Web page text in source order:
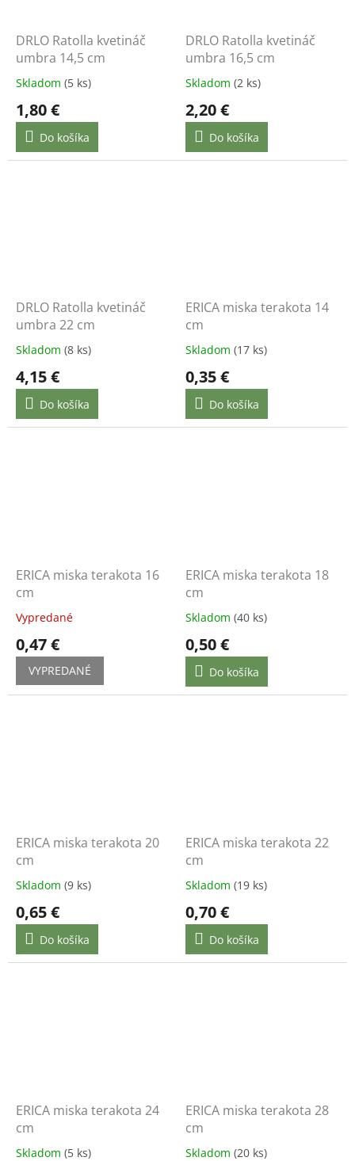
DRLO Ratolla kvetináč
umbra 14,5 cm
Skladom (5 ks)
1,80 €
Do košíka
DRLO Ratolla kvetináč
umbra 16,5 cm
Skladom (2 ks)
2,20 €
Do košíka
DRLO Ratolla kvetináč
umbra 22 cm
Skladom (8 ks)
4,15 €
Do košíka
ERICA miska terakota 14
cm
Skladom (17 ks)
0,35 €
Do košíka
ERICA miska terakota 16
cm
Vypredané
0,47 €
VYPREDANÉ
ERICA miska terakota 18
cm
Skladom (40 ks)
0,50 €
Do košíka
ERICA miska terakota 20
cm
Skladom (9 ks)
0,65 €
Do košíka
ERICA miska terakota 22
cm
Skladom (19 ks)
0,70 €
Do košíka
ERICA miska terakota 24
cm
Skladom (5 ks)
ERICA miska terakota 28
cm
Skladom (20 ks)